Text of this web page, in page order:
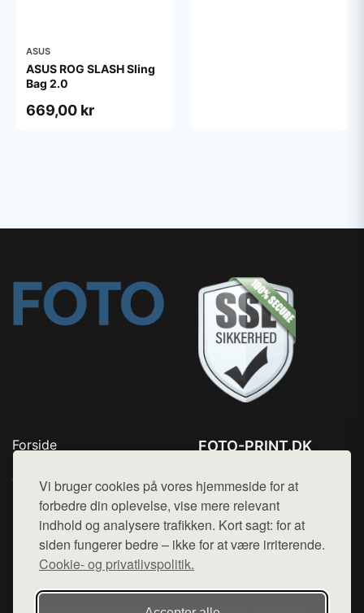
Vi bruger cookies på vores hjemmeside for at
forbedre din oplevelse, vise mere relevant
indhold og analysere trafikken. Kort sagt: for at
siden fungerer bedre – ikke for at være irriterende.
Cookie- og privatlivspolitik.
ASUS
ASUS ROG SLASH Sling
Bag 2.0
669,00 kr
Forside
Top Rabatter
Kontakt
FOTO-PRINT.DK
Mail: hej@want.dk
Cookie- og privatlivspolitik